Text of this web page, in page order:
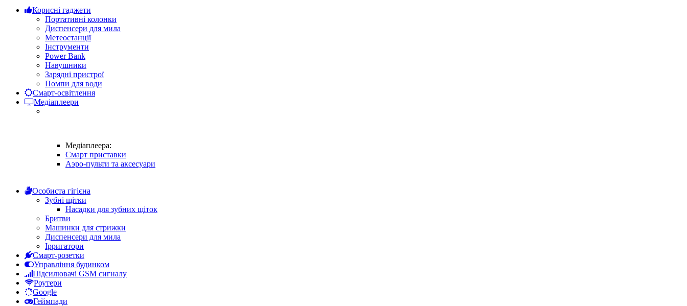
Корисні гаджети
Портативні колонки
Диспенсери для мила
Метеостанції
Інструменти
Power Bank
Навушники
Зарядні пристрої
Помпи для води
Смарт-освітлення
Медіаплеери
Медіаплеера:
Смарт приставки
Аэро-пульти та аксесуари
Особиста гігієна
Зубні щітки
Насадки для зубних щіток
Бритви
Машинки для стрижки
Диспенсери для мила
Ірригатори
Смарт-розетки
Управління будинком
Підсилювачі GSM сигналу
Роутери
Google
Геймпади